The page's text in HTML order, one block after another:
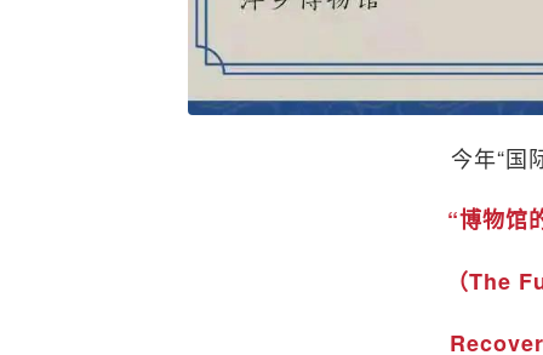
今年“国
“博物馆
（The